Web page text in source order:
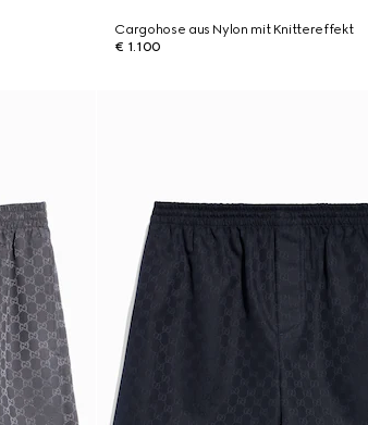
Cargohose aus Nylon mit Knittereffekt
€ 1.100